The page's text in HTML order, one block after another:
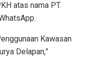
atas nama PT.
Kawasan
Delapan,”